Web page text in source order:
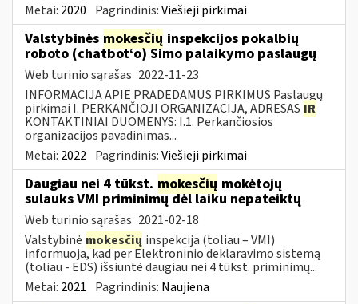
Metai: 2020 Pagrindinis:Viešieji pirkimai
Valstybinės mokesčių inspekcijos pokalbių
roboto (chatbot‘o) Simo palaikymo paslaugų
Web turinio sąrašas 2022-11-23
INFORMACIJA APIE PRADEDAMUS PIRKIMUS Paslaugų
pirkimai I. PERKANČIOJI ORGANIZACIJA, ADRESAS IR
KONTAKTINIAI DUOMENYS: I.1. Perkančiosios
organizacijos pavadinimas...
Metai: 2022 Pagrindinis:Viešieji pirkimai
Daugiau nei 4 tūkst. mokesčių mokėtojų
sulauks VMI priminimų dėl laiku nepateiktų
Web turinio sąrašas 2021-02-18
Valstybinė mokesčių inspekcija (toliau – VMI)
informuoja, kad per Elektroninio deklaravimo sistemą
(toliau - EDS) išsiuntė daugiau nei 4 tūkst. priminimų...
Metai: 2021 Pagrindinis: Naujiena